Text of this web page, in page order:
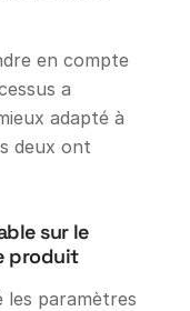
en compte
a
adapté à
deux ont
sur le
produit
les paramètres